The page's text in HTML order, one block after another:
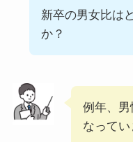
新卒の男女比は
か？
例年、男
なってい